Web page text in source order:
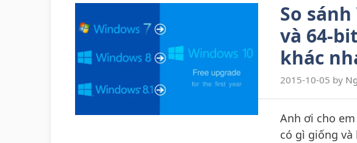
So
và 64-
khác
2015-10-05 by
Anh ơi cho
có gì giống và